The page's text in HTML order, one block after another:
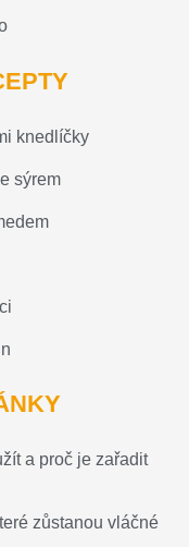
knedlíčky
sýrem
a proč je zařadit
zůstanou vláčné